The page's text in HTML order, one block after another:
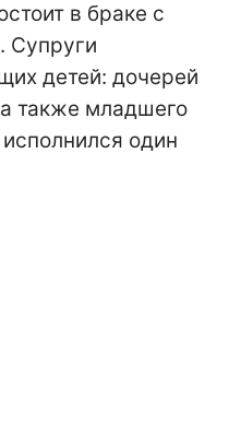
в браке с
Супруги
детей: дочерей
также младшего
один